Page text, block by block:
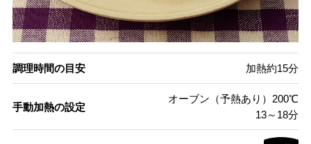
調理時間の目安 加熱約15分
手動加熱の設定
オーブン（予熱あり）200℃
13～18分